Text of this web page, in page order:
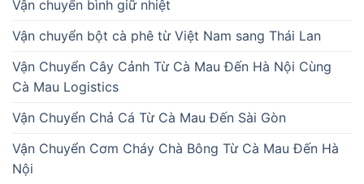
Vận chuyển bình giữ nhiệt
Vận chuyển bột cà phê từ Việt Nam sang Thái Lan
Vận Chuyển Cây Cảnh Từ Cà Mau Đến Hà Nội Cùng
Cà Mau Logistics
Vận Chuyển Chả Cá Từ Cà Mau Đến Sài Gòn
Vận Chuyển Cơm Cháy Chà Bông Từ Cà Mau Đến Hà
Nội